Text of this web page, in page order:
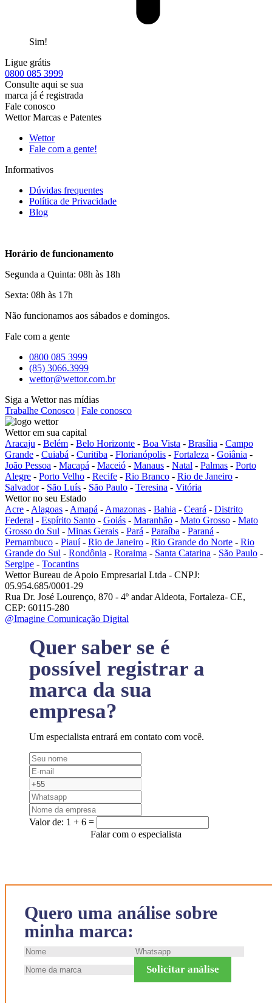
Quero uma análise sobre
minha marca:
Solicitar análise
Sim!
Ligue grátis
0800 085 3999
Consulte aqui se sua
marca já é registrada
Fale conosco
Wettor Marcas e Patentes
Wettor
Fale com a gente!
Informativos
Dúvidas frequentes
Política de Privacidade
Blog
Horário de funcionamento
Segunda a Quinta: 08h às 18h
Sexta: 08h às 17h
Não funcionamos aos sábados e domingos.
Fale com a gente
0800 085 3999
(85) 3066.3999
wettor@wettor.com.br
Siga a Wettor nas mídias
Trabalhe Conosco | Fale conosco
Wettor em sua capital
Aracaju - Belém - Belo Horizonte - Boa Vista - Brasília - Campo
Grande - Cuiabá - Curitiba - Florianópolis - Fortaleza - Goiânia -
João Pessoa - Macapá - Maceió - Manaus - Natal - Palmas - Porto
Alegre - Porto Velho - Recife - Rio Branco - Rio de Janeiro -
Salvador- São Luís - São Paulo - Teresina - Vitória
Wettor no seu Estado
Acre - Alagoas - Amapá - Amazonas - Bahia - Ceará - Distrito
Federal - Espírito Santo - Goiás - Maranhão - Mato Grosso - Mato
Grosso do Sul - Minas Gerais - Pará - Paraíba - Paraná -
Pernambuco - Piauí- Rio de Janeiro - Rio Grande do Norte - Rio
Grande do Sul - Rondônia - Roraima - Santa Catarina - São Paulo -
Sergipe - Tocantins
Wettor Bureau de Apoio Empresarial Ltda - CNPJ:
05.954.685/0001-29
Rua Dr. José Lourenço, 870 - 4º andar Aldeota, Fortaleza- CE,
CEP: 60115-280
@Imagine Comunicação Digital
Quer saber se é
possível registrar a
marca da sua
empresa?
Um especialista entrará em contato com você.
Valor de: 1 + 6 =
Falar com o especialista